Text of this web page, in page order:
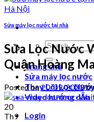
Search
for:
Trang chủ
Sửa máy lọc nước
Thay Lõi Lọc
Video hướng dẫn
Login
Sửa máy lọc nước tại nhà
Sửa Lọc Nước
Quận Hoàng
Posted on20/09/2023
20
Th9